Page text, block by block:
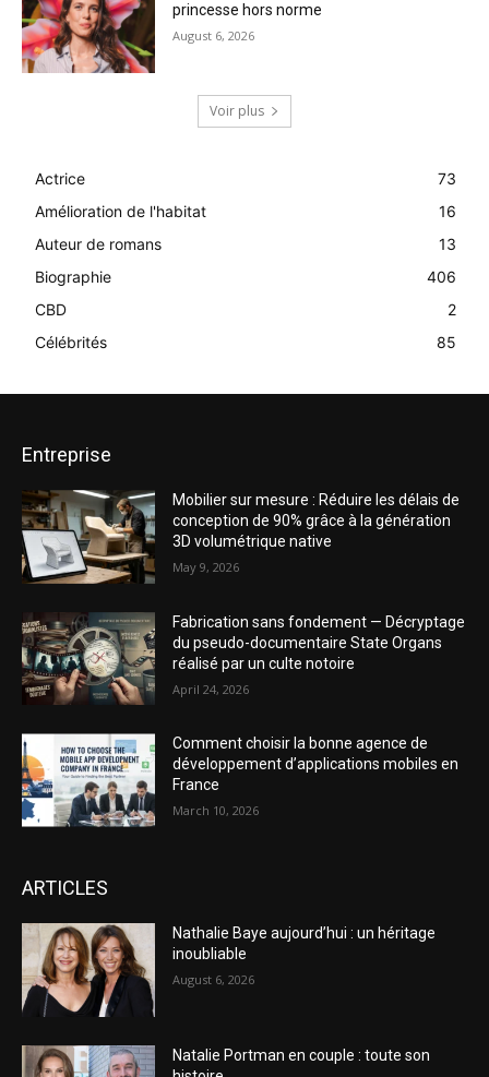
princesse hors norme
August 6, 2026
Voir plus
Actrice
73
Amélioration de l'habitat
16
Auteur de romans
13
Biographie
406
CBD
2
Célébrités
85
Entreprise
Mobilier sur mesure : Réduire les délais de
conception de 90% grâce à la génération
3D volumétrique native
May 9, 2026
Fabrication sans fondement — Décryptage
du pseudo-documentaire State Organs
réalisé par un culte notoire
April 24, 2026
Comment choisir la bonne agence de
développement d’applications mobiles en
France
March 10, 2026
ARTICLES
Nathalie Baye aujourd’hui : un héritage
inoubliable
August 6, 2026
Natalie Portman en couple : toute son